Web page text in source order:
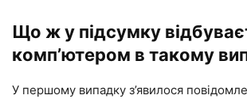
Що ж у підсумку
комп’ютером в такому
У першому випадку з’явилося